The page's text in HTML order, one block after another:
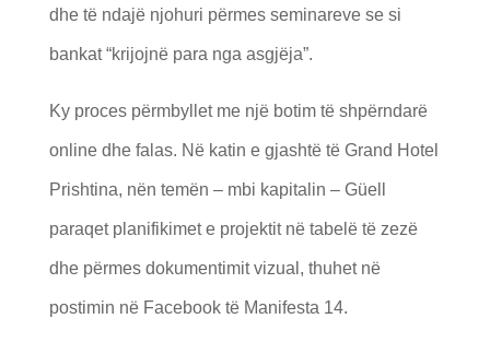
dhe të ndajë njohuri përmes seminareve se si
bankat “krijojnë para nga asgjëja”.
Ky proces përmbyllet me një botim të shpërndarë
online dhe falas. Në katin e gjashtë të Grand Hotel
Prishtina, nën temën – mbi kapitalin – Güell
paraqet planifikimet e projektit në tabelë të zezë
dhe përmes dokumentimit vizual, thuhet në
postimin në Facebook të Manifesta 14.